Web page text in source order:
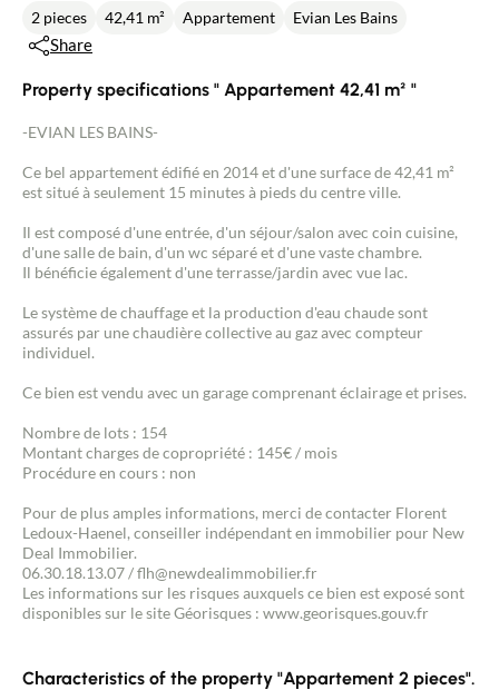
2 pieces 42,41 m² Appartement Evian Les Bains
Share
Property specifications " Appartement 42,41 m² "
-EVIAN LES BAINS-
Ce bel appartement édifié en 2014 et d'une surface de 42,41 m²
est situé à seulement 15 minutes à pieds du centre ville.
Il est composé d'une entrée, d'un séjour/salon avec coin cuisine,
d'une salle de bain, d'un wc séparé et d'une vaste chambre.
Il bénéficie également d'une terrasse/jardin avec vue lac.
Le système de chauffage et la production d'eau chaude sont
assurés par une chaudière collective au gaz avec compteur
individuel.
Ce bien est vendu avec un garage comprenant éclairage et prises.
Nombre de lots : 154
Montant charges de copropriété : 145€ / mois
Procédure en cours : non
Pour de plus amples informations, merci de contacter Florent
Ledoux-Haenel, conseiller indépendant en immobilier pour New
Deal Immobilier.
06.30.18.13.07 / flh@newdealimmobilier.fr
Les informations sur les risques auxquels ce bien est exposé sont
disponibles sur le site Géorisques : www.georisques.gouv.fr
Characteristics of the property "Appartement 2 pieces".